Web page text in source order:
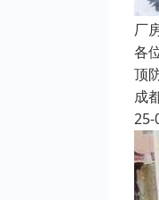
厂
各
顶
成
25-